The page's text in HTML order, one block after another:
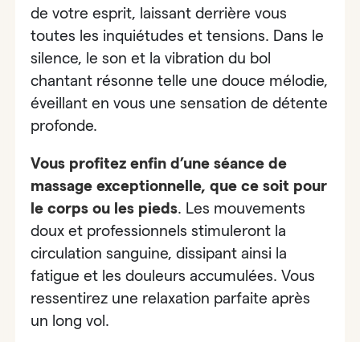
de votre esprit, laissant derrière vous
toutes les inquiétudes et tensions. Dans le
silence, le son et la vibration du bol
chantant résonne telle une douce mélodie,
éveillant en vous une sensation de détente
profonde.
Vous profitez enfind’une séance de
massage exceptionnelle, que ce soit pour
le corps ou les pieds. Les mouvements
doux et professionnels stimuleront la
circulation sanguine, dissipant ainsi la
fatigue et les douleurs accumulées. Vous
ressentirez une relaxation parfaite après
un long vol.